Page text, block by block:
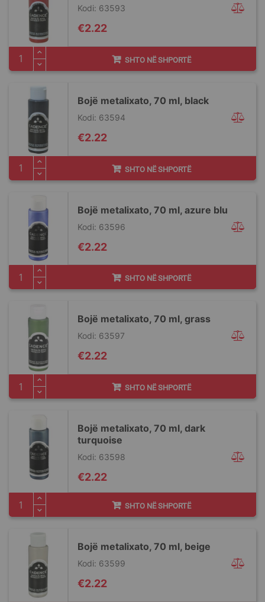
Kodi: 63593
€2.22
SHTO NË SHPORTË
Bojë metalixato, 70 ml, black
Kodi: 63594
€2.22
SHTO NË SHPORTË
Bojë metalixato, 70 ml, azure blu
Kodi: 63596
€2.22
SHTO NË SHPORTË
Bojë metalixato, 70 ml, grass
Kodi: 63597
€2.22
SHTO NË SHPORTË
Bojë metalixato, 70 ml, dark
turquoise
Kodi: 63598
€2.22
SHTO NË SHPORTË
Bojë metalixato, 70 ml, beige
Kodi: 63599
€2.22